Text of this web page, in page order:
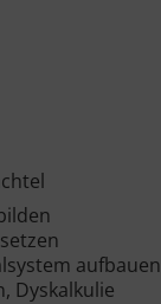
aufbauen
Dyskalkulie